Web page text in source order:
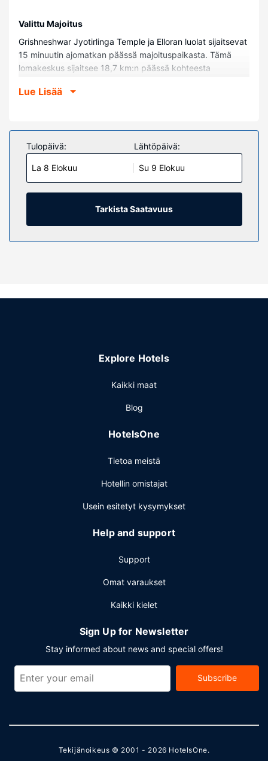
Valittu Majoitus
Grishneshwar Jyotirlinga Temple ja Elloran luolat sijaitsevat
15 minuutin ajomatkan päässä majoituspaikasta. Tämä
lomakeskus sijaitsee 18,7 km:n päässä kohteesta
Golf Club.
Tässä majoituspaikassa on 60 kodikasta huonetta.
Ilmainen langaton internetyhteys pitää sinut yhteydessä
verkkoon.
Muut mukavuudet
Palveluihin kuuluu ilmainen pysäköinti.
Lue Lisää
Tulopäivä:
La 8 Elokuu
Lähtöpäivä:
Su 9 Elokuu
Tarkista Saatavuus
Explore Hotels
Kaikki maat
Blog
HotelsOne
Tietoa meistä
Hotellin omistajat
Usein esitetyt kysymykset
Help and support
Support
Omat varaukset
Kaikki kielet
Sign Up for Newsletter
Stay informed about news and special offers!
Subscribe
Tekijänoikeus © 2001 - 2026 HotelsOne.